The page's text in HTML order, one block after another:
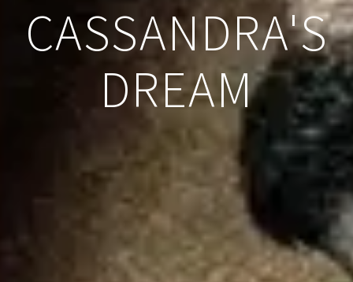
CASSANDRA'S
DREAM